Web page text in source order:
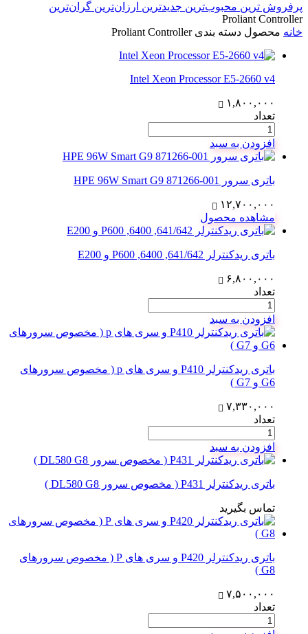
پرفروش ترین محبوب‌ترین جدیدترین ارزان‌ترین گران‌ترین
Proliant Controller
خانه محصول دسته بندی Proliant Controller
Intel Xeon Processor E5-2660 v4
۱,۸۰۰,۰۰۰
تعداد
افزودن به سبد
باتری سرور 001-871266 HPE 96W Smart G9
۱۲,۷۰۰,۰۰۰
مشاهده محصول
باتری ریدکنترلر 641/642, 6400, P600 و E200
۶,۸۰۰,۰۰۰
تعداد
افزودن به سبد
باتری ریدکنترلر P410 و سری های p ( مخصوص سرورهای
G6 و G7 )
۷,۳۳۰,۰۰۰
تعداد
افزودن به سبد
باتری ریدکنترلر P431 ( مخصوص سرور DL580 G8 )
تماس بگیرید
باتری ریدکنترلر P420 و سری های P ( مخصوص سرورهای
G8 )
۷,۵۰۰,۰۰۰
تعداد